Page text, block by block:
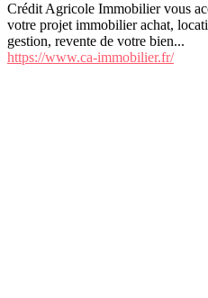
Crédit Agricole Immobilier vous
votre projet immobilier achat,
gestion, revente de votre bien...
https://www.ca-immobilier.fr/